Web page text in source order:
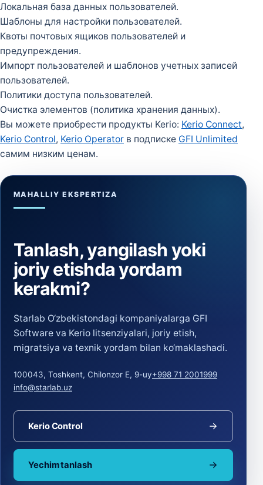
Локальная база данных пользователей.
Шаблоны для настройки пользователей.
Квоты почтовых ящиков пользователей и
предупреждения.
Импорт пользователей и шаблонов учетных записей
пользователей.
Политики доступа пользователей.
Очистка элементов (политика хранения данных).
Вы можете приобрести продукты Kerio: Kerio Connect,
Kerio Control, Kerio Operator в подписке GFI Unlimited
самим низким ценам.
MAHALLIY EKSPERTIZA
Tanlash, yangilash yoki
joriy etishda yordam
kerakmi?
Starlab O‘zbekistondagi kompaniyalarga GFI
Software va Kerio litsenziyalari, joriy etish,
migratsiya va texnik yordam bilan ko‘maklashadi.
100043, Toshkent, Chilonzor E, 9-uy+998 71 2001999
info@starlab.uz
Kerio Control
Yechim tanlash